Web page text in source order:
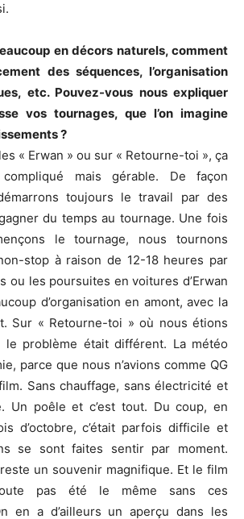
en décors naturels, comment
des séquences, l’organisation
etc. Pouvez-vous nous expliquer
vos tournages, que l’on imagine
?
« Erwan » ou sur « Retourne-toi », ça
mais gérable. De façon
toujours le travail par des
du temps au tournage. Une fois
le tournage, nous tournons
stop à raison de 12-18 heures par
ou les poursuites en voitures d’Erwan
d’organisation en amont, avec la
Sur « Retourne-toi » où nous étions
le problème était différent. La météo
parce que nous n’avions comme QG
Sans chauffage, sans électricité et
Un poêle et c’est tout. Du coup, en
d’octobre, c’était parfois difficile et
se sont faites sentir par moment.
un souvenir magnifique. Et le film
pas été le même sans ces
en a d’ailleurs un aperçu dans les